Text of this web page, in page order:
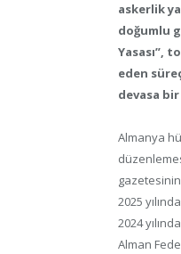
askerlik
doğumlu
Yasası”,
eden
devasa
Almanya
2025
2024
Alman